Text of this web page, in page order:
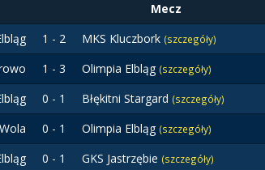
Mecz
1 - 2 MKS Kluczbork (szczegóły)
1 - 3 Olimpia Elbląg (szczegóły)
0 - 1 Błękitni Stargard (szczegóły)
0 - 1 Olimpia Elbląg (szczegóły)
0 - 1 GKS Jastrzębie (szczegóły)